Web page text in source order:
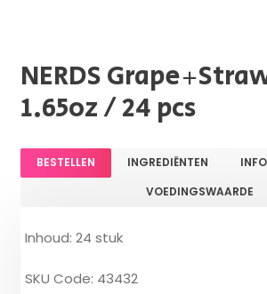
NERDS
1.65oz / 24 pcs
BESTELLEN INGREDIËNTEN INFO
VOEDINGSWAARDE
Inhoud: 24 stuk
SKU Code: 43432